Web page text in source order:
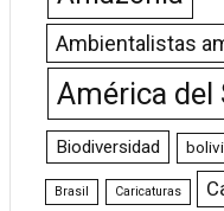
Ambientalistas
América del
Biodiversidad
Brasil Caricaturas